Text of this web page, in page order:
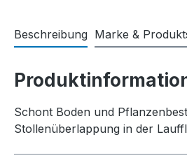
Beschreibung Marke &
Schont Boden und
Stollenüberlappung in der